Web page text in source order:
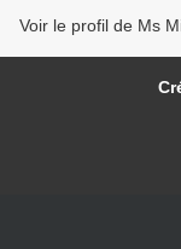
Voir le profil de Ms